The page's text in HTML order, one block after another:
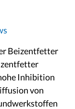
Beizentfetter
Inhibition
von